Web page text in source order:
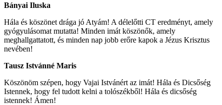
Bányai Iluska
Hála és köszönet drága jó Atyám! A délelőtti CT eredményt, amely
gyógyulásomat mutatta! Minden imát köszönők, amely
meghallgattatott, és minden nap jobb erőre kapok a Jézus Krisztus
nevében!
Tausz Istvánné Maris
Köszönöm szépen, hogy Vajai Istvánért az imát! Hála és Dicsőség
Istennek, hogy fel tudott kelni a tolószékből! Hála és dicsőség
istennek! Ámen!